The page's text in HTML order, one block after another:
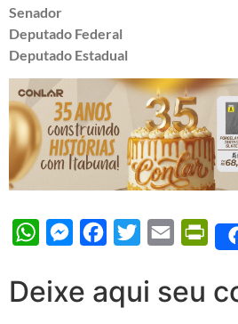
Senador
Deputado Federal
Deputado Estadual
WhatsAppMessengerFacebook
Twitter Email
Deixe aqui seu